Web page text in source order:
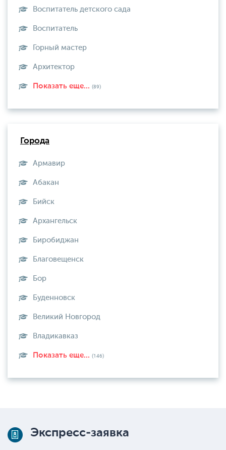
Воспитатель детского сада
Воспитатель
Горный мастер
Архитектор
Показать еще... (89)
Города
Армавир
Абакан
Бийск
Архангельск
Биробиджан
Благовещенск
Бор
Буденновск
Великий Новгород
Владикавказ
Показать еще... (146)
Экспресс-заявка